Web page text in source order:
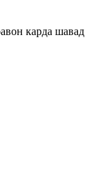
карда шавад